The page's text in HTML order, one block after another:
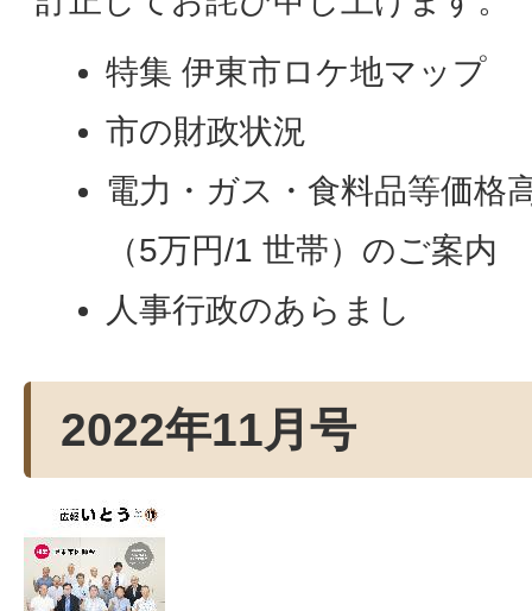
特集 伊東市ロケ地マップ
市の財政状況
電力・ガス・食料品等価格
（5万円/1 世帯）のご案内
人事行政のあらまし
2022年11月号